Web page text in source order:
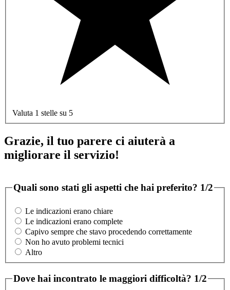
Valuta 1 stelle su 5
Grazie, il tuo parere ci aiuterà a
migliorare il servizio!
Quali sono stati gli aspetti che hai preferito? 1/2
Le indicazioni erano chiare
Le indicazioni erano complete
Capivo sempre che stavo procedendo correttamente
Non ho avuto problemi tecnici
Altro
Dove hai incontrato le maggiori difficoltà? 1/2